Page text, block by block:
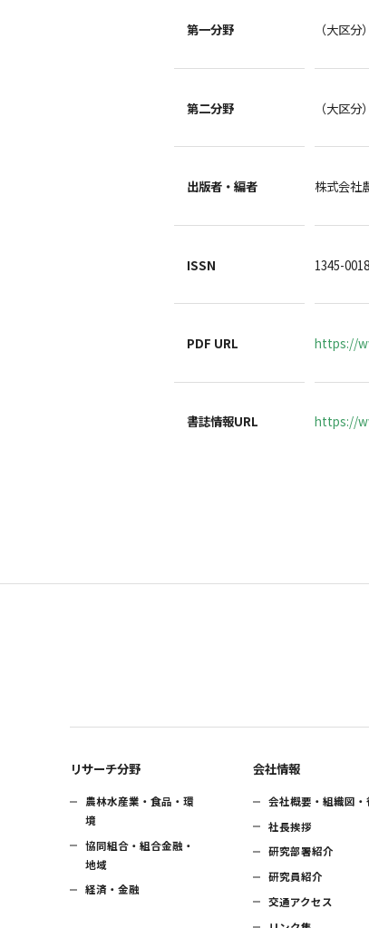
第一分野 （大区
第二分野 （大区
出版者・編者 株式会社
ISSN 1345-0018
PDF URL https://
書誌情報URL https://
リサーチ分野
農林水産業・食品・環
境
協同組合・組合金融・
地域
経済・金融
会社情報
会社概要・組織図・
社長挨拶
研究部署紹介
研究員紹介
交通アクセス